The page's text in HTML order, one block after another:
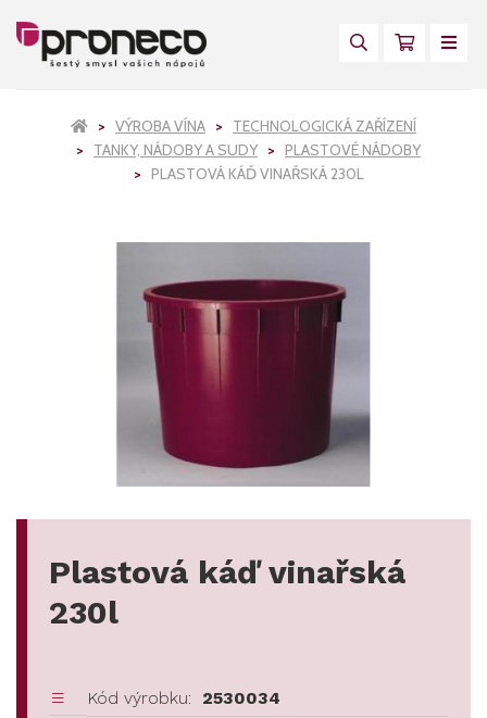
VÝROBA VÍNA
TECHNOLOGICKÁ ZAŘÍZENÍ
TANKY, NÁDOBY A SUDY
PLASTOVÉ NÁDOBY
PLASTOVÁ KÁĎ VINAŘSKÁ 230L
Plastová káď vinařská
230l
Kód výrobku:
2530034